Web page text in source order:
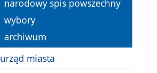
narodowy spis powszechny
wybory
archiwum
urząd miasta